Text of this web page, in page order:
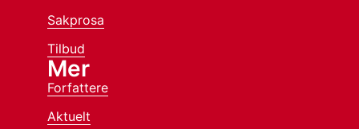
Sakprosa
Tilbud
Mer
Forfattere
Aktuelt